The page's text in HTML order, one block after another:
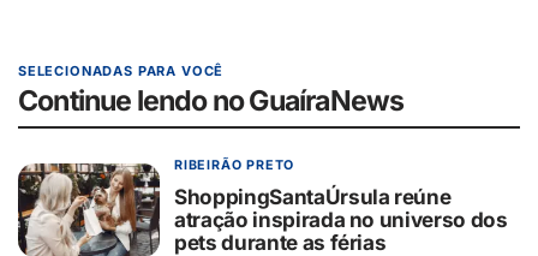
SELECIONADAS PARA VOCÊ
Continue lendo no GuaíraNews
RIBEIRÃO PRETO
ShoppingSantaÚrsula reúne
atração inspirada no universo dos
pets durante as férias